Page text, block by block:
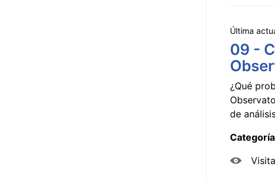
Última
09 -
¿Qué
de